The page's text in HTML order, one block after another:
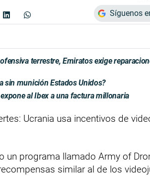
Síguenos
terrestre, Emiratos exige
sin munición Estados Unidos?
al Ibex a una factura millonaria
Ucrania usa incentivos de
un programa llamado Army of
similar al de los